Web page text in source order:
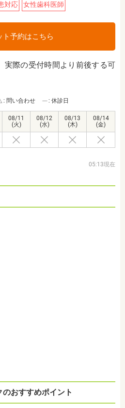
対応 女性歯科医師
ト予約はこちら
実際の受付時間より前後する可
: 問い合わせ : 休診日
08/11
(火)
08/12
(水)
08/13
(木)
08/14
(金)
05:13現在
おすすめポイント